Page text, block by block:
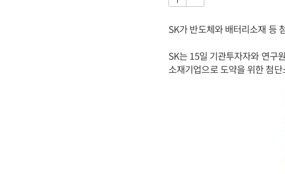
SK가 반도체와 배터리소재 등
SK는 15일 기관투자자와 연구
소재기업으로 도약을 위한 첨